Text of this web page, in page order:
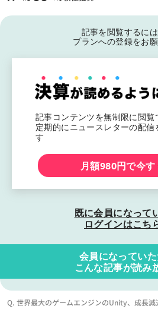
記事を閲覧するに
プランへの登録をお
記事コンテンツを無制限に閲覧
定期的にニュースレターの配信
す
月額980円で今
既に会員になって
ログインはこち
会員になってい
こんな記事が読み
Q. 世界最大のゲームエンジンのUnity、成長減